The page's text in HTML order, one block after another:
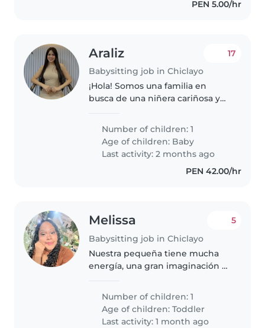
PEN 5.00/hr
Araliz
Babysitting job in Chiclayo
17
¡Hola! Somos una familia en
busca de una niñera cariñosa y
nuestro bebé, un niño/a
curioso/a, amigable y lleno/a de
energía. Necesitamos a alguien
Number of children: 1
Age of children: Baby
Last activity: 2 months ago
PEN 42.00/hr
Melissa
Babysitting job in Chiclayo
5
Nuestra pequeña tiene mucha
energía, una gran imaginación y
una niñera paciente, responsable
y con ganas de divertirse
mientras la cuida.
Number of children: 1
Age of children:Toddler
Last activity: 1 month ago